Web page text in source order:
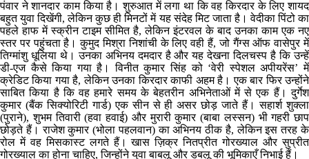
पंवार ने शानदार काम किया है। शुरुआत में लगा था कि वह किरदार के लिए शायद
बहुत युवा दिखेंगी, लेकिन कुछ ही मिनटों में यह संदेह मिट जाता है। वेदीका पिंटो का
पहले हाफ में स्क्रीन टाइम सीमित है, लेकिन इंटरवल के बाद उनका काम एक नए
स्तर पर पहुंचता है। कुमुद मिश्रा निशांची के लिए वही हैं, जो गैंग्स ऑफ वासेपुर में
तिग्मांशु धूलिया थे। उनका अभिनय दमदार है और यह देखना दिलचस्प है कि उन्हें
डी-एज कैसे किया गया है। विनीत कुमार सिंह को ‘वेरी स्पेशल अपीयरेंस’ में
क्रेडिट किया गया है, लेकिन उनका किरदार काफी अहम है। एक बार फिर उन्होंने
साबित किया है कि वह हमारे समय के बेहतरीन अभिनेताओं में से एक हैं। दुर्गेश
कुमार (बैंक सिक्योरिटी गार्ड) एक सीन से ही असर छोड़ जाते हैं। सहार्श शुक्ला
(पुराने), शुभम तिवारी (हवा हवाई) और मुरारी कुमार (बाबा लस्सन) भी गहरी छाप
छोड़ते हैं। राजेश कुमार (भोला पहलवान) का अभिनय ठीक है, लेकिन इस तरह के
रोल में वह मिसकास्ट लगते हैं। खास ज़िक्र नितप्रीत गोरख्याल और सुप्रीत
गोरख्याल का होना चाहिए, जिन्होंने युवा बाबलू और डबलू की भूमिकाएँ निभाई हैं।